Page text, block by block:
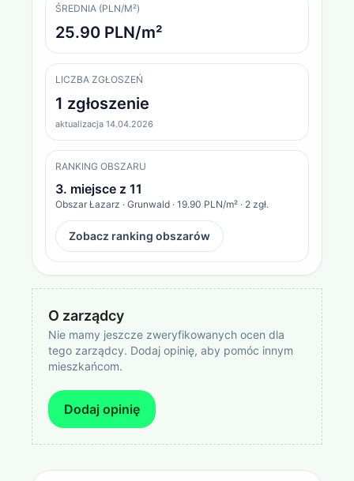
ŚREDNIA (PLN/M²)
25.90 PLN/m²
LICZBA ZGŁOSZEŃ
1 zgłoszenie
aktualizacja 14.04.2026
RANKING OBSZARU
3. miejsce z 11
Obszar Łazarz · Grunwald · 19.90 PLN/m² · 2 zgł.
Zobacz ranking obszarów
O zarządcy
Nie mamy jeszcze zweryfikowanych ocen dla
tego zarządcy. Dodaj opinię, aby pomóc innym
mieszkańcom.
Dodaj opinię